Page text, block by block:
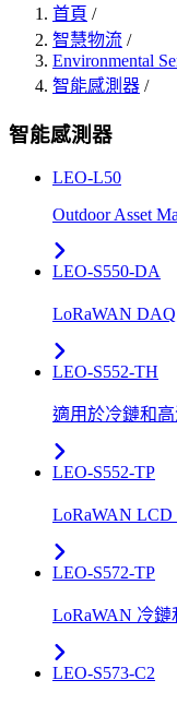
首頁 /
智慧物流 /
Environmental
智能感測器 /
智能感測器
LEO-L50
Outdoor Asset
LEO-S550-DA
LoRaWAN
LEO-S552-TH
適用於冷鏈和
LEO-S552-TP
LoRaWAN
LEO-S572-TP
LoRaWAN 冷
LEO-S573-C2